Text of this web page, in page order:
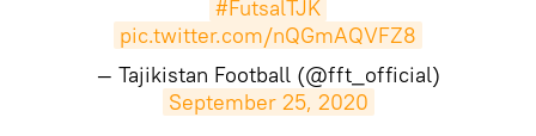
#FutsalTJK
pic.twitter.com/nQGmAQVFZ8
— Tajikistan Football (@fft_official)
September 25, 2020